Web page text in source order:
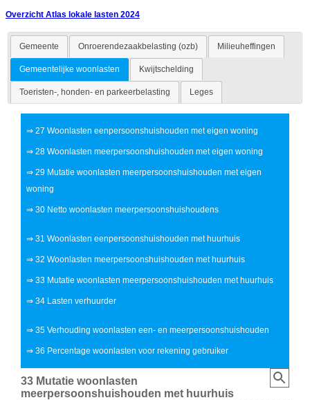
Overzicht Atlas lokale lasten 2024
Gemeente Onroerendezaakbelasting (ozb) Milieuheffingen
Gemeentelijke woonlasten Kwijtschelding
Toeristen-, honden- en parkeerbelasting Leges
⇒27 Woonlasten eenpersoonshuishouden met eigen woning
⇒28 Woonlasten meerpersoonshuishouden met eigen woning
⇒29 Mutatie woonlasten meerpersoonshuishouden met eigen
woning
⇒30 Netto woonlasten meerpersoonshuishoudens
⇒31 Woonlasten eenpersoonshuishouden met huurhuis
⇒32 Woonlasten meerpersoonshuishouden met huurhuis
⇒33 Mutatie woonlasten meerpersoonshuishouden met huurhuis
⇒34 Lasten verhuurder
⇒35 Verhouding woonlasten een- en meerpersoonshuishouden
⇒36 Percentage woonlasten voor rekening gebruiker
33 Mutatie woonlasten
meerpersoonshuishouden met huurhuis